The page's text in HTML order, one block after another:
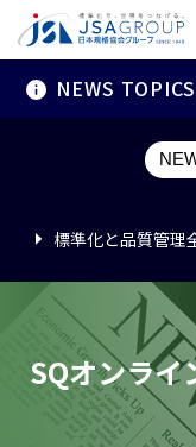
NEWS TOPICS
標準化と品質管
標準化と品質管理
標準化と品質管理
SQオンライ